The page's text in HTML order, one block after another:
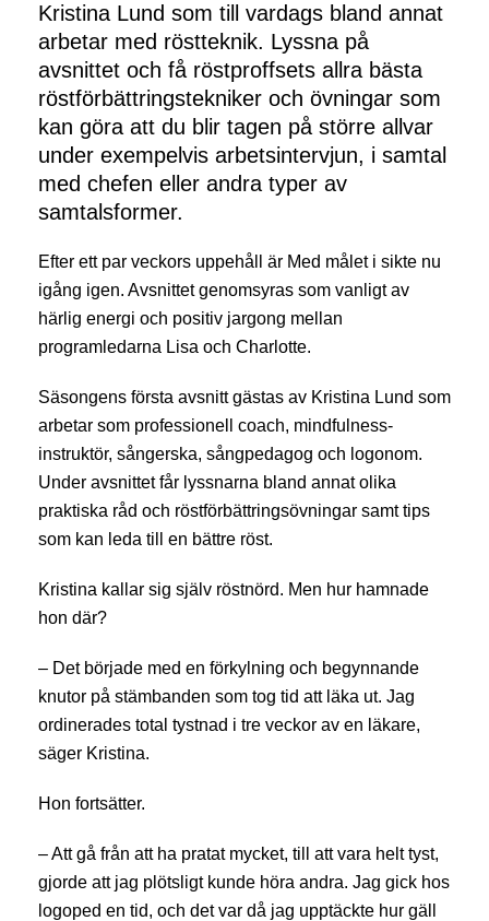
Kristina Lund som till vardags bland annat
arbetar med röstteknik. Lyssna på
avsnittet och få röstproffsets allra bästa
röstförbättringstekniker och övningar som
kan göra att du blir tagen på större allvar
under exempelvis arbetsintervjun, i samtal
med chefen eller andra typer av
samtalsformer.
Efter ett par veckors uppehåll är Med målet i sikte nu
igång igen. Avsnittet genomsyras som vanligt av
härlig energi och positiv jargong mellan
programledarna Lisa och Charlotte.
Säsongens första avsnitt gästas av Kristina Lund som
arbetar som professionell coach, mindfulness-
instruktör, sångerska, sångpedagog och logonom.
Under avsnittet får lyssnarna bland annat olika
praktiska råd och röstförbättringsövningar samt tips
som kan leda till en bättre röst.
Kristina kallar sig själv röstnörd. Men hur hamnade
hon där?
– Det började med en förkylning och begynnande
knutor på stämbanden som tog tid att läka ut. Jag
ordinerades total tystnad i tre veckor av en läkare,
säger Kristina.
Hon fortsätter.
– Att gå från att ha pratat mycket, till att vara helt tyst,
gjorde att jag plötsligt kunde höra andra. Jag gick hos
logoped en tid, och det var då jag upptäckte hur gäll